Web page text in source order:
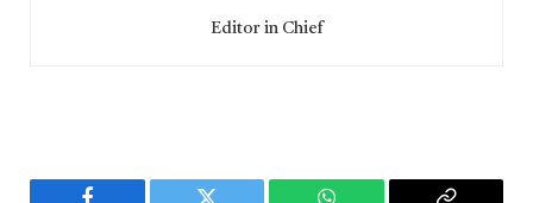
Editor in Chief